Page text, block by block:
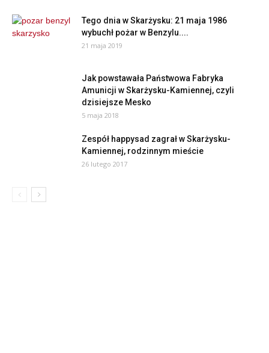
Tego dnia w Skarżysku: 21 maja 1986
wybuchł pożar w Benzylu....
21 maja 2019
Jak powstawała Państwowa Fabryka
Amunicji w Skarżysku-Kamiennej, czyli
dzisiejsze Mesko
5 maja 2018
Zespół happysad zagrał w Skarżysku-
Kamiennej, rodzinnym mieście
26 lutego 2017